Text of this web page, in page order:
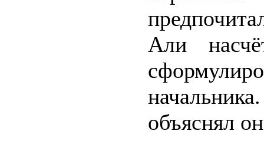
Али
объяснял